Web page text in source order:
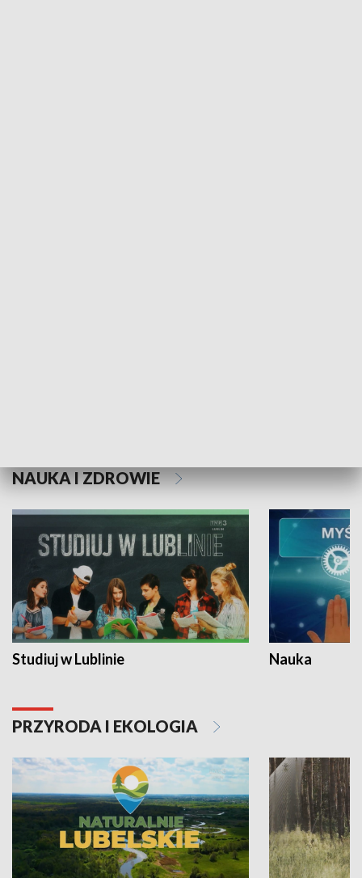
NAUKA I ZDROWIE
Studiuj w Lublinie Nauka
PRZYRODA I EKOLOGIA